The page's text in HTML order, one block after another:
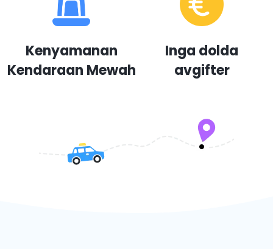
Kenyamanan
Kendaraan Mewah
Inga dolda
avgifter